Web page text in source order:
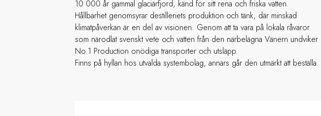
10 000 år gammal glaciärfjord, känd för sitt rena och friska vatten.
Hållbarhet genomsyrar destilleriets produktion och tänk, där minskad
klimatpåverkan är en del av visionen. Genom att ta vara på lokala råvaror
som närodlat svenskt vete och vatten från den närbelägna Vänern undviker
No.1 Production onödiga transporter och utsläpp.
Finns på hyllan hos utvalda systembolag, annars går den utmärkt att beställa.